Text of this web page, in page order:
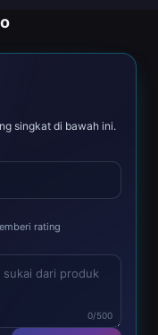
singkat di bawah ini.
rating
0/500